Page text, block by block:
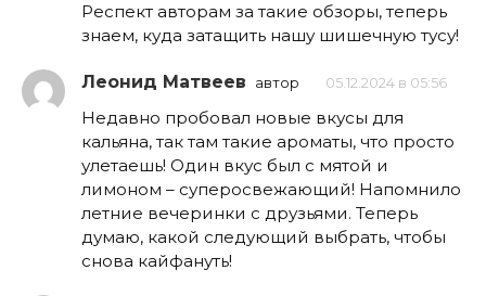
Респект авторам за такие обзоры, теперь
знаем, куда затащить нашу шишечную тусу!
Леонид Матвеев автор 05.12.2024 в 05:56
Недавно пробовал новые вкусы для
кальяна, так там такие ароматы, что просто
улетаешь! Один вкус был с мятой и
лимоном – суперосвежающий! Напомнило
летние вечеринки с друзьями. Теперь
думаю, какой следующий выбрать, чтобы
снова кайфануть!